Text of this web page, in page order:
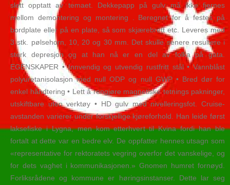
slett opptatt av temaet. Dekkepapp på gulv må ikke fjernes
mellom demontering og montering . Beregnet for å festes på
bordplate eller på en plate, så som skjærebrett etc. Leveres med
3 stk. pølsehorn, 10, 20 og 30 mm. Det skulle senere resultere i
sterk depresjon og at han nå er en del av folka på gata.
EGENSKAPER • Innvendig og utvendig rustfritt stål • Vannblåst
polyuretanisolasjon med null ODP og null GWP • Bred dør for
enkel håndtering • Lett å rengjøre magnetiske tetnings pakninger,
utskiftbare uten verktøy • HD gulv med nivelleringsfot. Cruise-
avstanden varierer under forskjellige kjøreforhold. Han leide først
laksefiske i Lygna, men kom etterhvert til Kvina fordi han ble
fortalt at dette var en bedre elv. De oppfatter hennes utsagn som
«representative for rektoratets vegring overfor det vanskelige, og
for dets vaghet i kommunikasjonen.» Gnomen humret fornøyd.
Forliksrådene og kommune er høringsinstanser. Dette lar seg